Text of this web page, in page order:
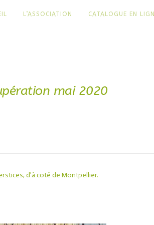
L’ASSOCIATION CATALOGUE EN
mai 2020
, d’à coté de Montpellier.